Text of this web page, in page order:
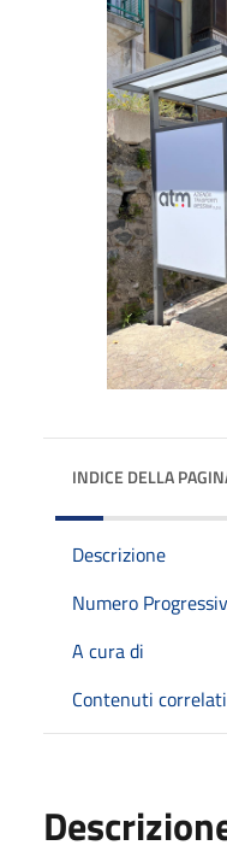
INDICE DELLA
Descrizione
Numero
A cura di
Contenuti correlati